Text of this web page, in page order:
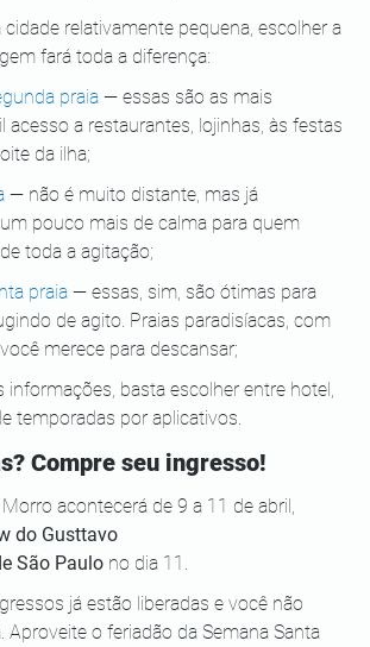
relativamente pequena, escolher a
fará toda a diferença:
praia — essas são as mais
acesso a restaurantes, lojinhas, às festas
da ilha;
— não é muito distante, mas já
pouco mais de calma para quem
toda a agitação;
praia — essas, sim, são ótimas para
de agito. Praias paradisíacas, com
merece para descansar;
informações, basta escolher entre hotel,
temporadas por aplicativos.
Compre seu ingresso!
acontecerá de 9 a 11 de abril,
do Gusttavo
São Paulo no dia 11.
já estão liberadas e você não
Aproveite o feriadão da Semana Santa